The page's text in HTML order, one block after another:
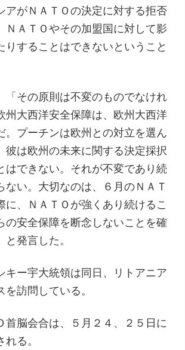
アがＮＡＴＯの決定に対する拒否
ＮＡＴＯやその加盟国に対して影
りすることはできないということ
「その原則は不変のものでなけれ
州大西洋安全保障は、欧州大西洋
。プーチンは欧州との対立を選ん
彼は欧州の未来に関する決定採択
はできない。それが不変であり続
ない。大切なのは、６月のＮＡＴ
に、ＮＡＴＯが強くあり続けるこ
の安全保障を断念しないことを確
発言した。
キー宇大統領は同日、リトアニア
訪問している。
首脳会合は、５月２４、２５日に
る。